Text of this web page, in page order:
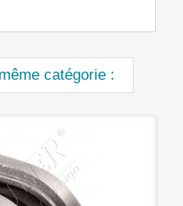
catégorie :